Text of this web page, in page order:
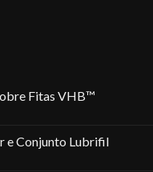
Fitas VHB™
e Conjunto Lubrifil